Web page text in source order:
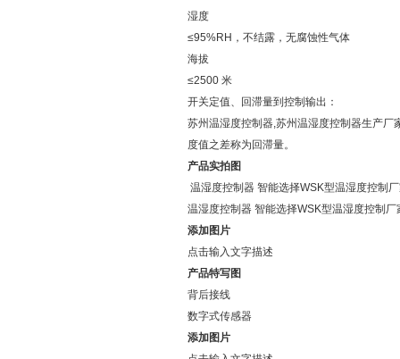
湿度
≤95%RH，不结露，无腐蚀性气体
海拔
≤2500 米
开关定值、回滞量到控制输出：
苏州温湿度控制器,苏州温湿度控制器生产
度值之差称为回滞量。
产品实拍图
温湿度控制器 智能选择WSK型温湿度控制
温湿度控制器 智能选择WSK型温湿度控制
添加图片
点击输入文字描述
产品特写图
背后接线
数字式传感器
添加图片